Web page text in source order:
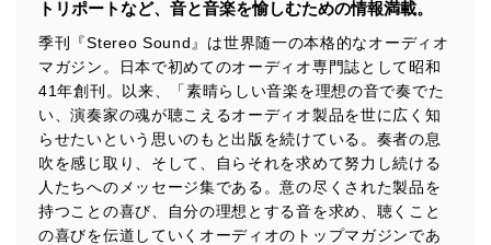
措置を講じます。
法令遵守
当社は、個人情報に関連する法令、国が定める指針及び
その他の規範を遵守します。また、当社の管理の仕組み
に、これらの法令及びその他の規範を常に適合させま
す。
個人情報の安全管理措置
当社は、個人情報の正確性及び安全性を確保するため
トリポートなど、音と音楽を愉しむための情報満載。
季刊『Stereo Sound』は世界随一の本格的なオーディオ
マガジン。日本で初めてのオーディオ専門誌として昭和
41年創刊。以来、「素晴らしい音楽を理想の音で奏でた
い、演奏家の魂が聴こえるオーディオ製品を世に広く知
らせたいという思いのもと出版を続けている。奏者の息
吹を感じ取り、そして、自らそれを求めて努力し続ける
人たちへのメッセージ集である。意の尽くされた製品を
持つことの喜び、自分の理想とする音を求め、聴くこと
の喜びを伝道していくオーディオのトップマガジンであ